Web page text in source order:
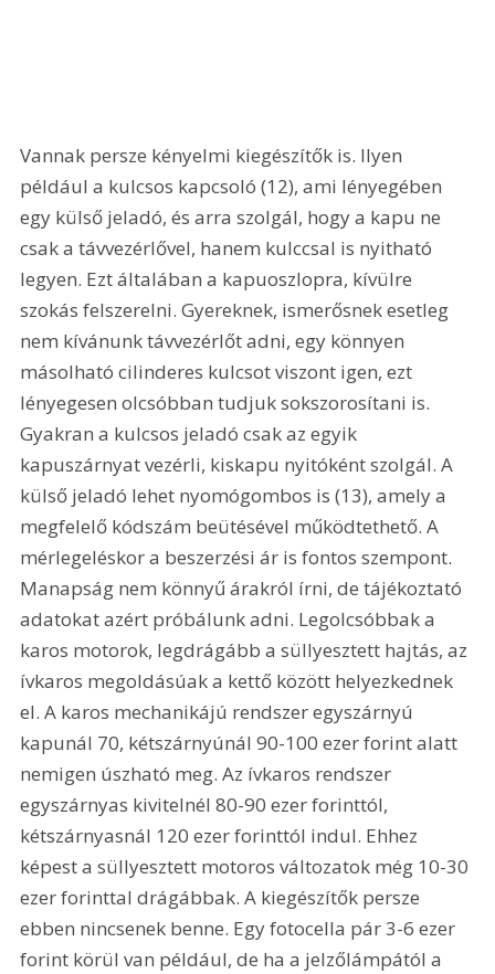
Vannak persze kényelmi kiegészítők is. Ilyen
például a kulcsos kapcsoló (12), ami lényegében
egy külső jeladó, és arra szolgál, hogy a kapu ne
csak a távvezérlővel, hanem kulccsal is nyitható
legyen. Ezt általában a kapuoszlopra, kívülre
szokás felszerelni. Gyereknek, ismerősnek esetleg
nem kívánunk távvezérlőt adni, egy könnyen
másolható cilinderes kulcsot viszont igen, ezt
lényegesen olcsóbban tudjuk sokszorosítani is.
Gyakran a kulcsos jeladó csak az egyik
kapuszárnyat vezérli, kiskapu nyitóként szolgál. A
külső jeladó lehet nyomógombos is (13), amely a
megfelelő kódszám beütésével működtethető. A
mérlegeléskor a beszerzési ár is fontos szempont.
Manapság nem könnyű árakról írni, de tájékoztató
adatokat azért próbálunk adni. Legolcsóbbak a
karos motorok, legdrágább a süllyesztett hajtás, az
ívkaros megoldásúak a kettő között helyezkednek
el. A karos mechanikájú rendszer egyszárnyú
kapunál 70, kétszárnyúnál 90-100 ezer forint alatt
nemigen úszható meg. Az ívkaros rendszer
egyszárnyas kivitelnél 80-90 ezer forinttól,
kétszárnyasnál 120 ezer forinttól indul. Ehhez
képest a süllyesztett motoros változatok még 10-30
ezer forinttal drágábbak. A kiegészítők persze
ebben nincsenek benne. Egy fotocella pár 3-6 ezer
forint körül van például, de ha a jelzőlámpától a